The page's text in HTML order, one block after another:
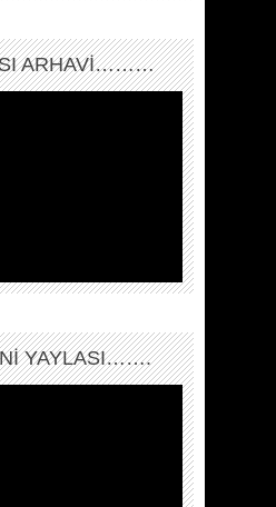
ARHAVİ………
YAYLASI…….